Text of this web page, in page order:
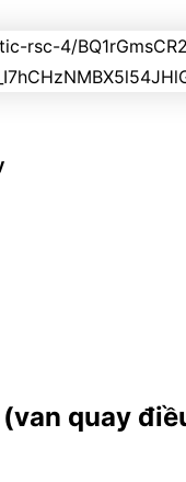
quay